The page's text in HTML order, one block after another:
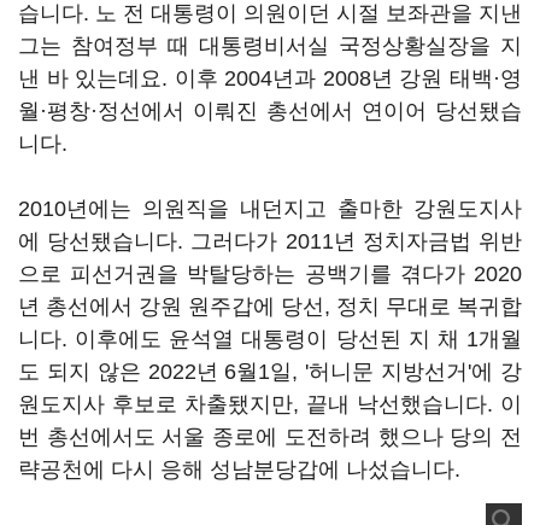
습니다. 노 전 대통령이 의원이던 시절 보좌관을 지낸
그는 참여정부 때 대통령비서실 국정상황실장을 지
낸 바 있는데요. 이후 2004년과 2008년 강원 태백·영
월·평창·정선에서 이뤄진 총선에서 연이어 당선됐습
니다.
2010년에는 의원직을 내던지고 출마한 강원도지사
에 당선됐습니다. 그러다가 2011년 정치자금법 위반
으로 피선거권을 박탈당하는 공백기를 겪다가 2020
년 총선에서 강원 원주갑에 당선, 정치 무대로 복귀합
니다. 이후에도 윤석열 대통령이 당선된 지 채 1개월
도 되지 않은 2022년 6월1일, '허니문 지방선거'에 강
원도지사 후보로 차출됐지만, 끝내 낙선했습니다. 이
번 총선에서도 서울 종로에 도전하려 했으나 당의 전
략공천에 다시 응해 성남분당갑에 나섰습니다.